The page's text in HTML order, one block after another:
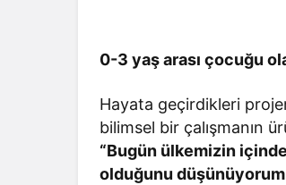
0-3 yaş arası çocuğu
Hayata geçirdikleri
bilimsel bir çalışmanın
“Bugün ülkemizin
olduğunu